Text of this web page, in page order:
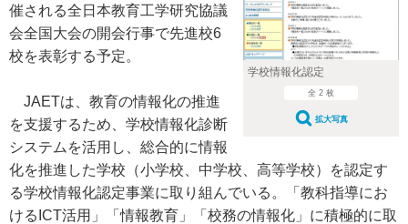
学校情報化認定
全 2 枚
拡大写真
催される全日本教育工学研究協議
会全国大会の開会行事で先進校6
校を表彰する予定。
JAETは、教育の情報化の推進
を支援するため、学校情報化診断
システムを活用し、総合的に情報
化を推進した学校（小学校、中学校、高等学校）を認定す
る学校情報化認定事業に取り組んでいる。「教科指導にお
けるICT活用」「情報教育」「校務の情報化」に積極的に取